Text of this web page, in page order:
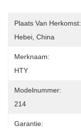
Plaats Van Herkomst:
Hebei, China
Merknaam:
HTY
Modelnummer:
214
Garantie: